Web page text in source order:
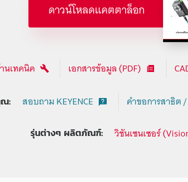
ดาวน์โหลดแคตตาล็อก
นเทคนิค เอกสารข้อมูล (PDF)
ณ: สอบถาม KEYENCE คำขอการสาธิต
รุ่นต่างๆ ผลิตภัณฑ์: วิชันเซนเซอร์